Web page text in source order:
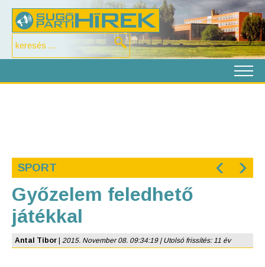
SPORT ‹ ›
Győzelem feledhető
játékkal
Antal Tibor 2015. November 08. 09:34:19 | Utolsó frissítés: 11 év